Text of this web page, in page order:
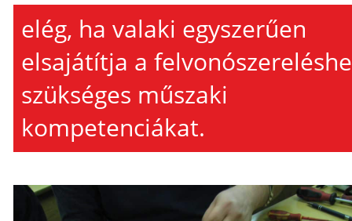
elég, ha valaki egyszerűen
elsajátítja a
szükséges műszaki
kompetenciákat.